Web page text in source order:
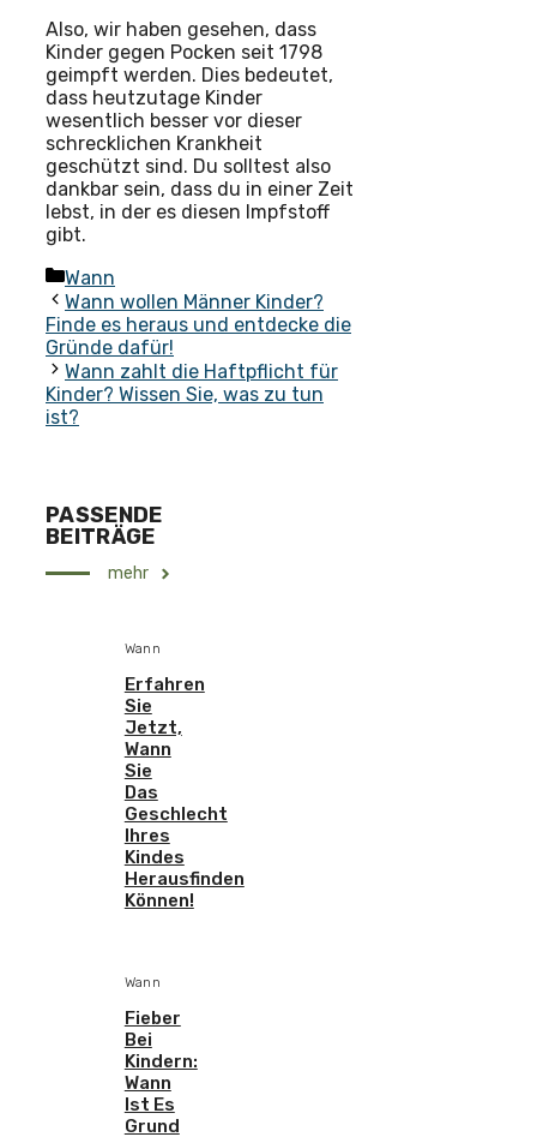
Also, wir haben gesehen, dass
Kinder gegen Pocken seit 1798
geimpft werden. Dies bedeutet,
dass heutzutage Kinder
wesentlich besser vor dieser
schrecklichen Krankheit
geschützt sind. Du solltest also
dankbar sein, dass du in einer Zeit
lebst, in der es diesen Impfstoff
gibt.
Kategorien
Wann
Wann wollen Männer Kinder?
Finde es heraus und entdecke die
Gründe dafür!
Wann zahlt die Haftpflicht für
Kinder? Wissen Sie, was zu tun
ist?
PASSENDE
BEITRÄGE
mehr
Wann
Erfahren
Sie
Jetzt,
Wann
Sie
Das
Geschlecht
Ihres
Kindes
Herausfinden
Können!
Wann
Fieber
Bei
Kindern:
Wann
Ist Es
Grund